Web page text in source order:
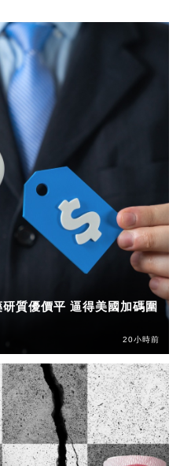
質優價平 逼得美國加碼圍
20小時前